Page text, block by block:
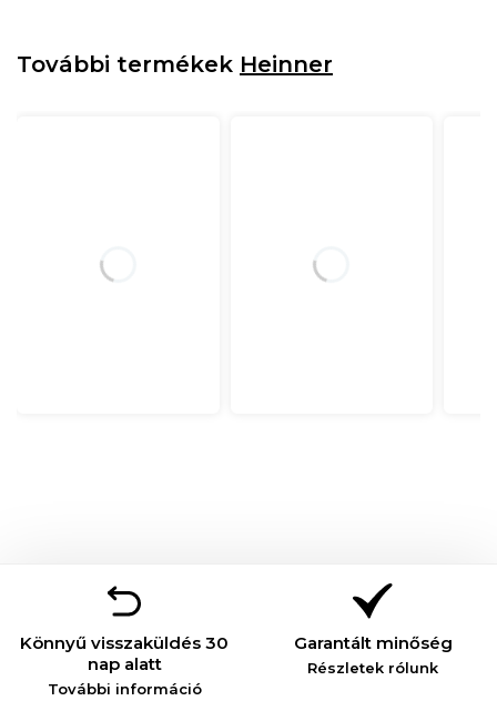
További termékek Heinner
Könnyű visszaküldés 30
nap alatt
További információ
Garantált minőség
Részletek rólunk